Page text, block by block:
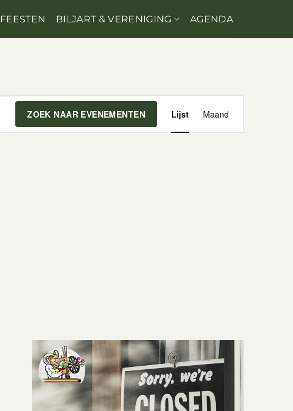
FEESTEN BILJART & VERENIGING AGENDA
ZOEK NAAR EVENEMENTEN Lijst Maand